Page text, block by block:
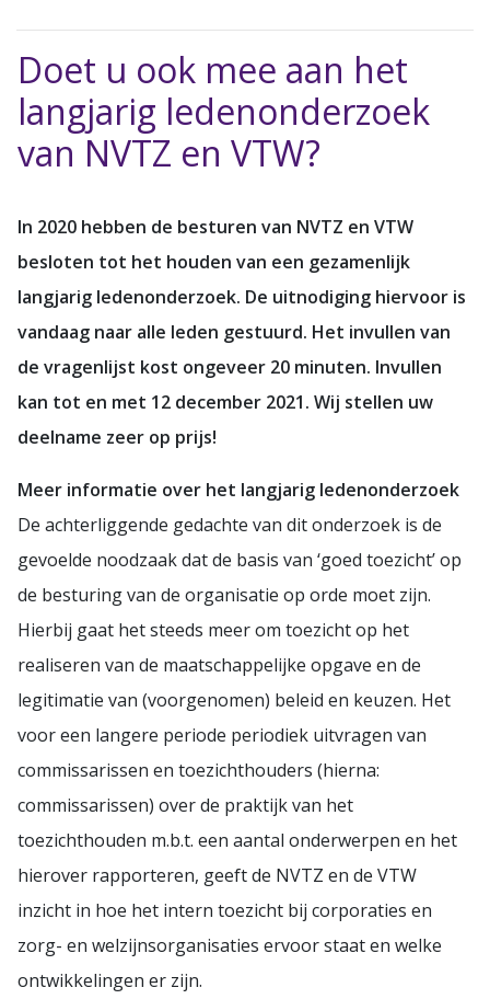
Doet u ook mee aan het
langjarig ledenonderzoek
van NVTZ en VTW?
In 2020 hebben de besturen van NVTZ en VTW
besloten tot het houden van een gezamenlijk
langjarig ledenonderzoek. De uitnodiging hiervoor is
vandaag naar alle leden gestuurd. Het invullen van
de vragenlijst kost ongeveer 20 minuten. Invullen
kan tot en met 12 december 2021. Wij stellen uw
deelname zeer op prijs!
Meer informatie over het langjarig ledenonderzoek
De achterliggende gedachte van dit onderzoek is de
gevoelde noodzaak dat de basis van ‘goed toezicht’ op
de besturing van de organisatie op orde moet zijn.
Hierbij gaat het steeds meer om toezicht op het
realiseren van de maatschappelijke opgave en de
legitimatie van (voorgenomen) beleid en keuzen. Het
voor een langere periode periodiek uitvragen van
commissarissen en toezichthouders (hierna:
commissarissen) over de praktijk van het
toezichthouden m.b.t. een aantal onderwerpen en het
hierover rapporteren, geeft de NVTZ en de VTW
inzicht in hoe het intern toezicht bij corporaties en
zorg- en welzijnsorganisaties ervoor staat en welke
ontwikkelingen er zijn.